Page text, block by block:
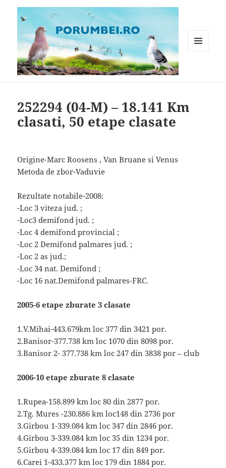
252294 (04-M) – 18.141 Km
clasati, 50 etape clasate
Origine-Marc Roosens , Van Bruane si Venus
Metoda de zbor-Vaduvie
Rezultate notabile-2008:
-Loc 3 viteza jud. ;
-Loc3 demifond jud. ;
-Loc 4 demifond provincial ;
-Loc 2 Demifond palmares jud. ;
-Loc 2 as jud.;
-Loc 34 nat. Demifond ;
-Loc 16 nat.Demifond palmares-FRC.
2005-6 etape zburate 3 clasate
1.V.Mihai-443.679km loc 377 din 3421 por.
2.Banisor-377.738 km loc 1070 din 8098 por.
3.Banisor 2- 377.738 km loc 247 din 3838 por – club
2006-10 etape zburate 8 clasate
1.Rupea-158.899 km loc 80 din 2877 por.
2.Tg. Mures -230.886 km loc148 din 2736 por
3.Girbou 1-339.084 km loc 347 din 2846 por.
4.Girbou 3-339.084 km loc 35 din 1234 por.
5.Girbou 4-339.084 km loc 17 din 849 por.
6.Carei 1-433.377 km loc 179 din 1884 por.